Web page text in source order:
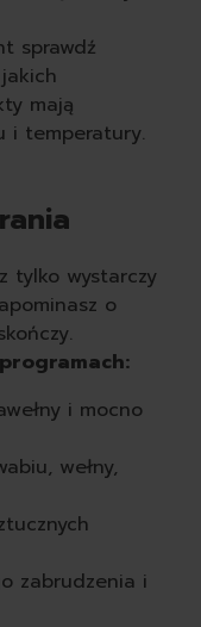
sprawdź
mają
i temperatury.
tylko wystarczy
o
i mocno
wełny,
zabrudzenia i
Wyczyść